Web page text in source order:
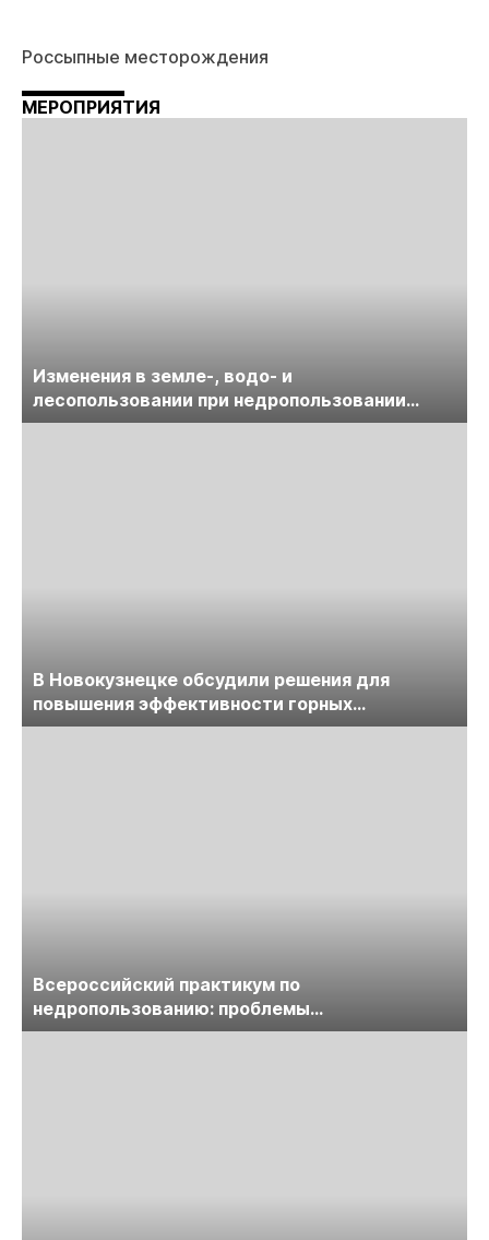
Россыпные месторождения
МЕРОПРИЯТИЯ
Изменения в земле-, водо- и
лесопользовании при недропользовании
обсудят на семинаре «ПравоТЭК»
В Новокузнецке обсудили решения для
повышения эффективности горных
предприятий
Всероссийский практикум по
недропользованию: проблемы
лицензирования, цифровизации, экспертизы